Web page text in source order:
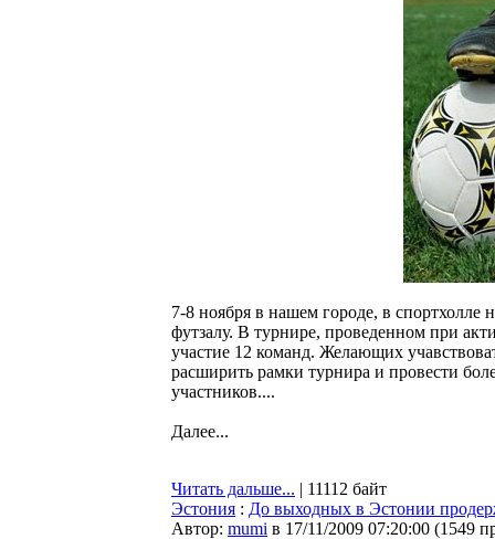
7-8 ноября в нашем городе, в
футзалу. В турнире, проведенном при
участие 12 команд. Желающих
расширить рамки турнира и провести
участников....
Далее...
Читать дальше... | 11112 байт
Эстония : До выходных в Эстонии
Автор: mumi в 17/11/2009 07:20:00 (1549